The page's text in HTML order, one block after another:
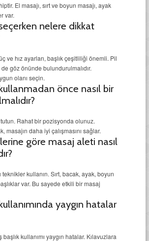
El masajı, sırt ve boyun masajı, ayak
var.
nelere dikkat
ve hız ayarları, başlık çeşitliliği önemli. Pil
göz önünde bulundurulmalıdır.
olanı seçin.
önce nasıl bir
Rahat bir pozisyonda olunuz.
masajın daha iyi çalışmasını sağlar.
göre masaj aleti nasıl
kullanın. Sırt, bacak, ayak, boyun
var. Bu sayede etkili bir masaj
yaygın hatalar
başlık kullanımı yaygın hatalar. Kılavuzlara